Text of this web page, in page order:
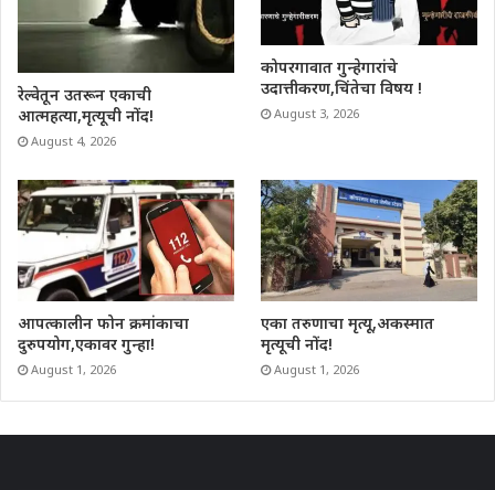
रेल्वेतून उतरून एकाची
आत्महत्या,मृत्यूची नोंद!
August 4, 2026
कोपरगावात गुन्हेगारांचे
उदात्तीकरण,चिंतेचा विषय !
August 3, 2026
आपत्कालीन फोन क्रमांकाचा
दुरुपयोग,एकावर गुन्हा!
August 1, 2026
एका तरुणाचा मृत्यू,अकस्मात
मृत्यूची नोंद!
August 1, 2026